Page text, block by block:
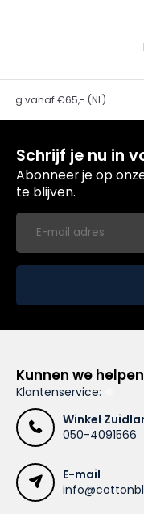
vanaf €65,- (NL)
Schrijf je nu in
Abonneer je op
te blijven.
Kunnen we
Klantenservice:
Winkel
050-4091566
E-mail